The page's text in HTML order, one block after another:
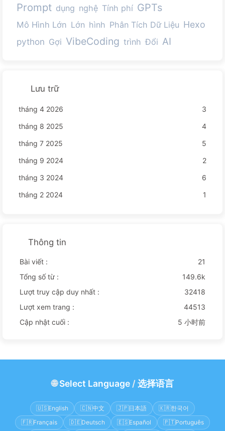
Prompt dụng nghệ Tính phí GPTs
Mô Hình Lớn Lớn hình Phân Tích Dữ Liệu Hexo
python Gợi VibeCoding trình Đổi AI
Lưu trữ
tháng 4 2026
3
tháng 8 2025
4
tháng 7 2025
5
tháng 9 2024
2
tháng 3 2024
6
tháng 2 2024
1
Thông tin
Bài viết :
21
Tổng số từ :
149.6k
Lượt truy cập duy nhất :
32418
Lượt xem trang :
44513
Cập nhật cuối :
5 小时前
🌐Select Language/ 选择语言
🇺🇸English 🇨🇳中文 🇯🇵日本語 🇰🇷한국어
🇫🇷Français 🇩🇪Deutsch 🇪🇸Español 🇵🇹Português